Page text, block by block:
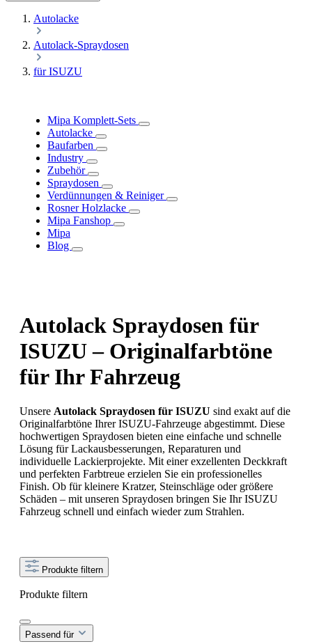
Autolacke
Autolack-Spraydosen
für ISUZU
Mipa Komplett-Sets
Autolacke
Baufarben
Industry
Zubehör
Spraydosen
Verdünnungen & Reiniger
Rosner Holzlacke
Mipa Fanshop
Mipa
Blog
Autolack Spraydosen für
ISUZU – Originalfarbtöne
für Ihr Fahrzeug
Unsere Autolack Spraydosen für ISUZU sind exakt auf die
Originalfarbtöne Ihrer ISUZU-Fahrzeuge abgestimmt. Diese
hochwertigen Spraydosen bieten eine einfache und schnelle
Lösung für Lackausbesserungen, Reparaturen und
individuelle Lackierprojekte. Mit einer exzellenten Deckkraft
und perfekten Farbtreue erzielen Sie ein professionelles
Finish. Ob für kleinere Kratzer, Steinschläge oder größere
Schäden – mit unseren Spraydosen bringen Sie Ihr ISUZU
Fahrzeug schnell und einfach wieder zum Strahlen.
Produkte filtern
Produkte filtern
Passend für